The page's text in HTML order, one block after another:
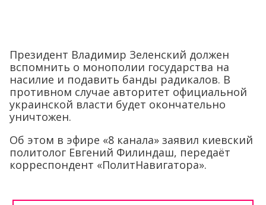
Президент Владимир Зеленский должен
вспомнить о монополии государства на
насилие и подавить банды радикалов. В
противном случае авторитет официальной
украинской власти будет окончательно
уничтожен.
Об этом в эфире «8 канала» заявил киевский
политолог Евгений Филиндаш, передаёт
корреспондент «ПолитНавигатора».